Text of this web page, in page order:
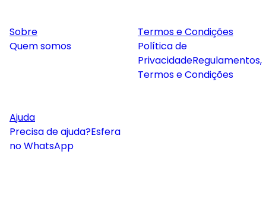
Sobre
Quem somos
Termos e Condições
Política de
PrivacidadeRegulamentos,
Termos e Condições
Ajuda
Precisa de ajuda?Esfera
no WhatsApp